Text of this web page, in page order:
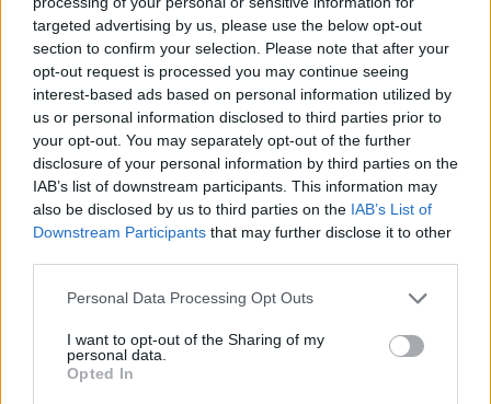
targeted advertising by us, please use the below opt-out
section to confirm your selection. Please note that after your
opt-out request is processed you may continue seeing
interest-based ads based on personal information utilized by
us or personal information disclosed to third parties prior to
your opt-out. You may separately opt-out of the further
disclosure of your personal information by third parties on the
IAB’s list of downstream participants. This information may
also be disclosed by us to third parties on the IAB’s List of
Downstream Participants that may further disclose it to other
Personal Data Processing Opt Outs
I want to opt-out of the Sharing of my
personal data.
Opted In
zsani_apja
Fórum elő legendája
-gyöngy-581 írta:↑
Sziasztok
Tulajdonképpen nem akarok panaszkodni, csak megemlítem az
érzésemet a Bubo eventtel kapcsolatban.
nyerni.
érmék száma miatt. Mire kivettem a dekor sorozatot nagyon
nehezebb. Monotonná vált. Még lett volna mit kivenni
cseresznyés éremért, de ha belegondolok nem éri meg nekem.
Szia!